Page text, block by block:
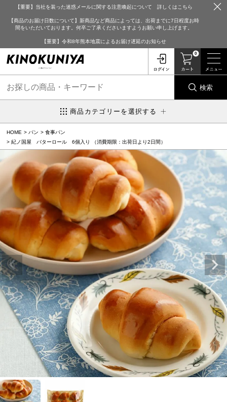
【重要】当社を装った迷惑メールに関する注意喚起について 詳しくはこちら
【商品のお届け日数について】新商品など商品によっては、出荷までに7日程度お時
間をいただいております。何卒ご了承くださいますようお願い申し上げます。
【重要】令和8年熊本地震によるお届け遅延のお知らせ
0
検索
商品カテゴリーを選択する
HOME パン
食事パン
紀ノ国屋 バターロール 6個入り （消費期限：出荷日より2日間）